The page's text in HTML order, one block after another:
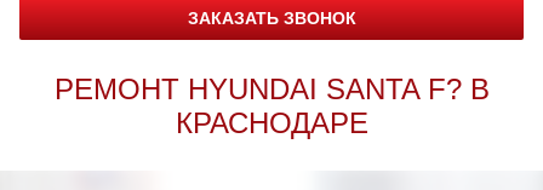
ЗАКАЗАТЬ ЗВОНОК
РЕМОНТ HYUNDAI SANTA F? В
КРАСНОДАРЕ